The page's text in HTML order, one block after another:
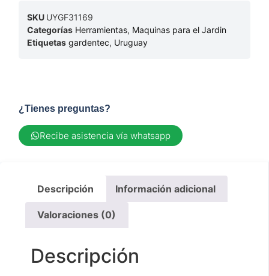
SKU UYGF31169
Categorías Herramientas, Maquinas para el Jardin
Etiquetas gardentec, Uruguay
¿Tienes preguntas?
Recibe asistencia vía whatsapp
Descripción Información adicional
Valoraciones (0)
Descripción